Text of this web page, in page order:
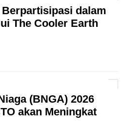
dalam
The Cooler Earth
(BNGA) 2026
akan Meningkat